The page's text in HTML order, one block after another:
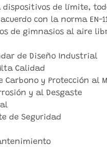
dispositivos de límite,
con la norma EN-
de gimnasios al aire
de Diseño Industrial
Calidad
Carbono y Protección al
y al Desgaste
de Seguridad